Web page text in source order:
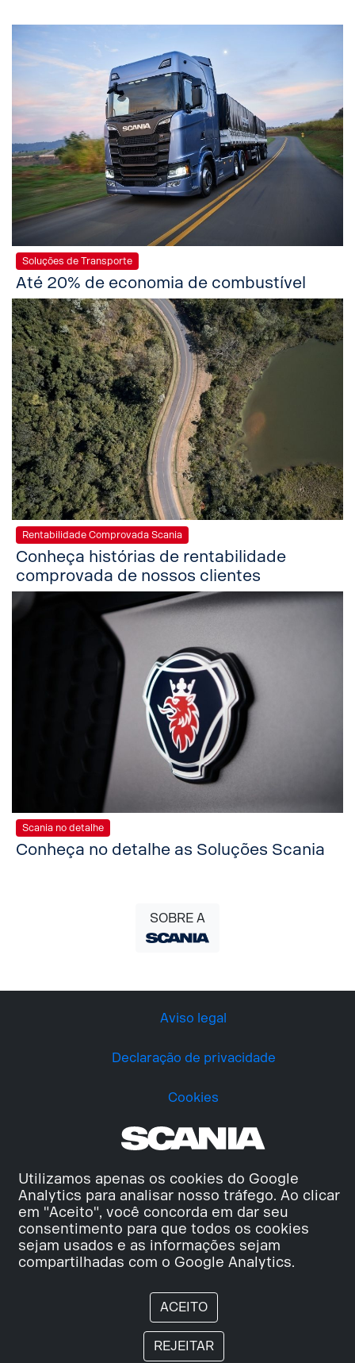
Utilizamos apenas os cookies do Google
Analytics para analisar nosso tráfego. Ao clicar
em "Aceito", você concorda em dar seu
consentimento para que todos os cookies
sejam usados e as informações sejam
compartilhadas com o Google Analytics.
ACEITO
REJEITAR
Soluções de Transporte
Até 20% de economia de combustível
Rentabilidade Comprovada Scania
Conheça histórias de rentabilidade
comprovada de nossos clientes
Scania no detalhe
Conheça no detalhe as Soluções Scania
SOBRE A
Aviso legal
Declaração de privacidade
Cookies